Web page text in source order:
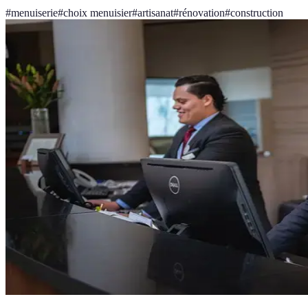
#menuiserie#choix menuisier#artisanat#rénovation#construction